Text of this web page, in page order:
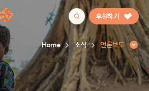
후원하기
Home 소식 언론보도